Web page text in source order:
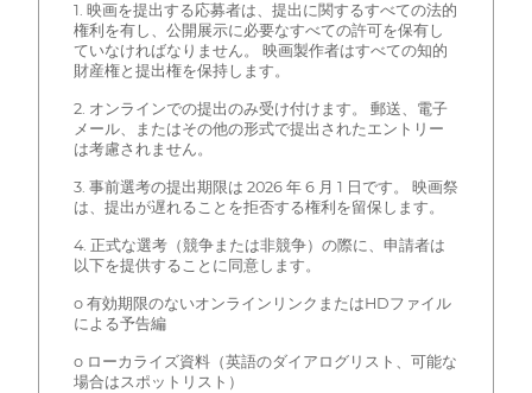
1. 映画を提出する応募者は、提出に関するすべての法的
権利を有し、公開展示に必要なすべての許可を保有し
ていなければなりません。 映画製作者はすべての知的
財産権と提出権を保持します。
2. オンラインでの提出のみ受け付けます。 郵送、電子
メール、またはその他の形式で提出されたエントリー
は考慮されません。
3. 事前選考の提出期限は 2026 年 6 月 1 日です。 映画祭
は、提出が遅れることを拒否する権利を留保します。
4. 正式な選考（競争または非競争）の際に、申請者は
以下を提供することに同意します。
o 有効期限のないオンラインリンクまたはHDファイル
による予告編
o ローカライズ資料（英語のダイアログリスト、可能な
場合はスポットリスト）